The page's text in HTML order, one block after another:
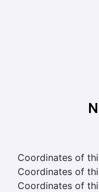
Coordinates of
Coordinates of
Coordinates of